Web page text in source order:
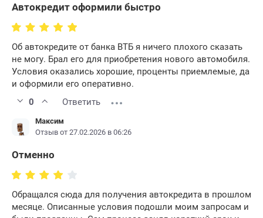
Автокредит оформили быстро
Об автокредите от банка ВТБ я ничего плохого сказать
не могу. Брал его для приобретения нового автомобиля.
Условия оказались хорошие, проценты приемлемые, да
и оформили его оперативно.
0
Ответить
Максим
Отзыв от 27.02.2026 в 06:26
Отменно
Обращался сюда для получения автокредита в прошлом
месяце. Описанные условия подошли моим запросам и